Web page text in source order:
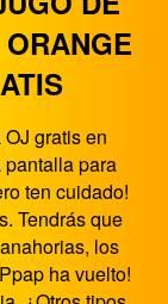
gratis en
para
ten cuidado!
Tendrás que
los
ha vuelto!